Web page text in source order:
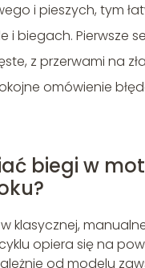
i pieszych, tym
i biegach. Pierwsze
z przerwami na
omówienie
biegi w
klasycznej,
opiera się na
od modelu